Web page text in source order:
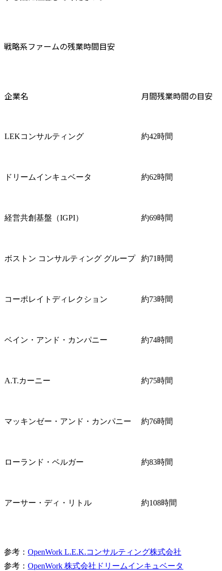
戦略系ファームの残業時間目安
企業名 月間残業時間の目安
LEKコンサルティング 約42時間
ドリームインキュベータ 約62時間
経営共創基盤（IGPI） 約69時間
ボストン コンサルティング グループ 約71時間
コーポレイトディレクション 約73時間
ベイン・アンド・カンパニー 約74時間
A.T.カーニー 約75時間
マッキンゼー・アンド・カンパニー 約76時間
ローランド・ベルガー 約83時間
アーサー・ディ・リトル 約108時間
参考： OpenWork L.E.K.コンサルティング株式会社
参考： OpenWork 株式会社ドリームインキュベータ